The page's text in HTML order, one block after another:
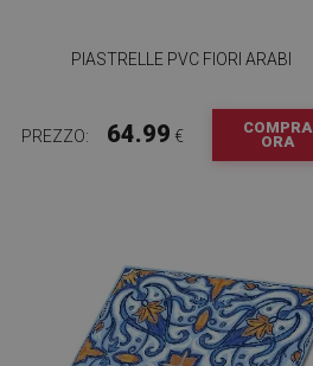
PIASTRELLE PVC FIORI ARABI
PREZZO: 64.99 €
COMPRA
ORA